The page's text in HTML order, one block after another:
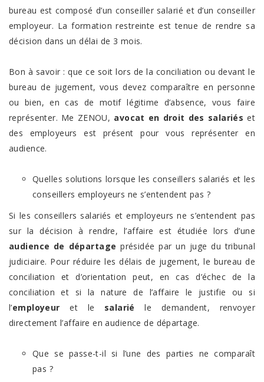
bureau est composé d’un conseiller salarié et d’un conseiller
employeur. La formation restreinte est tenue de rendre sa
décision dans un délai de 3 mois.
Bon à savoir : que ce soit lors de la conciliation ou devant le
bureau de jugement, vous devez comparaître en personne
ou bien, en cas de motif légitime d’absence, vous faire
représenter. Me ZENOU, avocat en droit des salariéset
des employeurs est présent pour vous représenter en
audience.
Quelles solutions lorsque les conseillers salariés et les
conseillers employeurs ne s’entendent pas ?
Si les conseillers salariés et employeurs ne s’entendent pas
sur la décision à rendre, l’affaire est étudiée lors d’une
audience de départage présidée par un juge du tribunal
judiciaire. Pour réduire les délais de jugement, le bureau de
conciliation et d’orientation peut, en cas d’échec de la
conciliation et si la nature de l’affaire le justifie ou si
l’employeur et le salarié
le demandent, renvoyer
directement l’affaire en audience de départage.
Que se passe-t-il si l’une des parties ne comparaît
pas ?